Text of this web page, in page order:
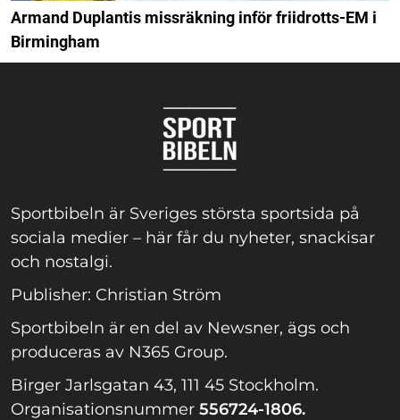
Armand Duplantis missräkning inför friidrotts-EM i
Birmingham
Sportbibeln är Sveriges största sportsida på
sociala medier – här får du nyheter, snackisar
och nostalgi.
Publisher: Christian Ström
Sportbibeln är en del av Newsner, ägs och
produceras av N365 Group.
Birger Jarlsgatan 43, 111 45 Stockholm.
Organisationsnummer 556724-1806.